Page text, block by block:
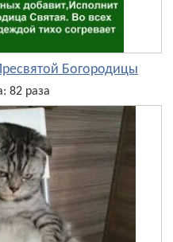
Богородицы
82 раза